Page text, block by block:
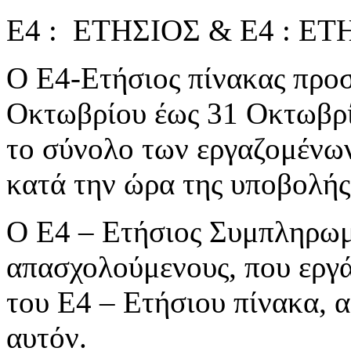
Ε4 : ΕΤΗΣΙΟΣ & Ε4 :
Ο Ε4-Ετήσιος πίνακας
Οκτωβρίου έως 31
το σύνολο των
κατά την ώρα της
Ο Ε4 – Ετήσιος
απασχολούμενους, που
του Ε4 – Ετήσιου πίνακα,
αυτόν.